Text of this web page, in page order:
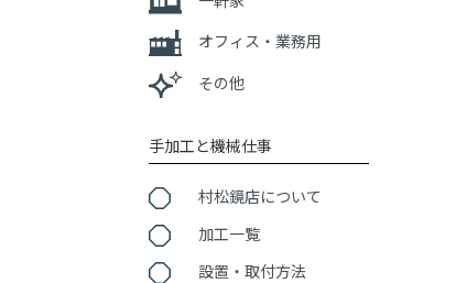
オフィス・業務用
その他
手加工と機械仕事
村松鏡店について
加工一覧
設置・取付方法